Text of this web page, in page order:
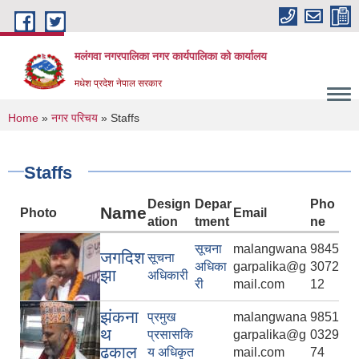
Skip to main content
मलंगवा नगरपालिका नगर कार्यपालिका को कार्यालय
मधेश प्रदेश नेपाल सरकार
You are here
Home » नगर परिचय » Staffs
Staffs
Photo Name Design
ation
Depar
tment
Email
Pho
ne
जगदिश
झा
सूचना
अधिकारी
सूचना
अधिका
री
malangwana
garpalika@g
mail.com
9845
3072
12
झंकना
थ
ढकाल
प्रमुख
प्रसासकि
य अधिकृत
malangwana
garpalika@g
mail.com
9851
0329
74